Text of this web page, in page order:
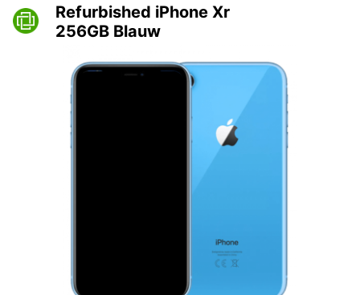
Refurbished iPhone Xr
256GB Blauw